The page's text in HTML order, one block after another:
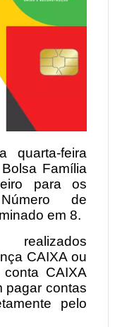
quarta-feira
Família
para os
de
em 8.
CAIXA ou
CAIXA
pagar contas
pelo